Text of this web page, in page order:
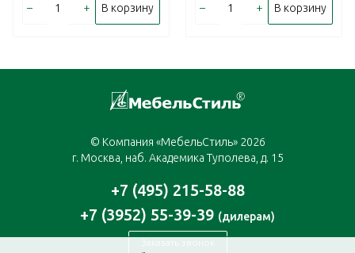
– + В корзину – + В корзину
© Компания «МебельСтиль» 2026
г. Москва, наб. Академика Туполева, д. 15
+7 (495) 215-58-88
+7 (3952) 55-39-39 (дилерам)
Заказать звонок